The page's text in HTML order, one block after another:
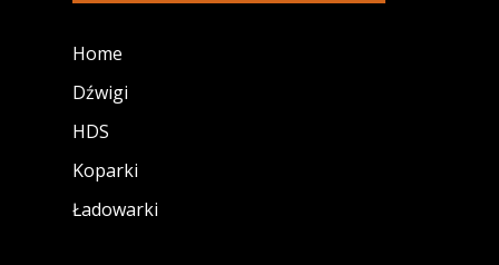
Home
Dźwigi
HDS
Koparki
Ładowarki